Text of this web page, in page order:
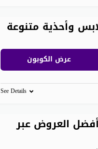
عرض الكوبون
See Details
خصم 55% على أفضل العروض عبر